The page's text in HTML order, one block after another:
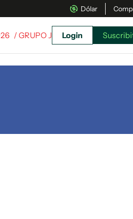
Dólar
/ GRUPO J Login